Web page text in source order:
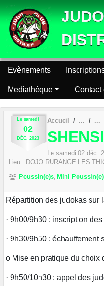
Evènements
Mediathèque Contact
Le samedi
02
DÉC. 2023
Accueil
SHENSI
Le samedi 02 déc.
Lieu : DOJO RURANGE LES
Poussin(e)s Mini
Répartition des judokas sur
· 9h00/9h30 : inscription
· 9h30/9h50 : échauffement
o Mise en pratique du choix
· 9h50/10h30 : appel des
Panneau de gestion des